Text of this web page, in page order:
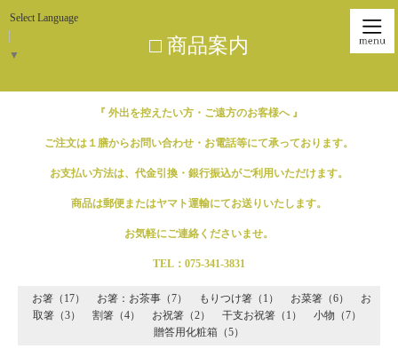
Select Language
▼ □ 商品案内
『 外出を控えたい方・ご遠方のお客様へ 』
ご注文は１膳からお問い合わせ・お電話等にて承っております。
お支払い方法は、代金引換・銀行振込がご利用いただけます。
商品は郵便またはヤマト運輸にてお送りいたします。
お気軽にご連絡くださいませ。
TEL：075-341-3831
お箸（17） お箸：お茶事（7） もりつけ箸（1） お菜箸（6）
お
取箸（3）
割箸（4） お祝箸（2） 干支お祝箸（1）
小物（7）
贈答用化粧箱（5）